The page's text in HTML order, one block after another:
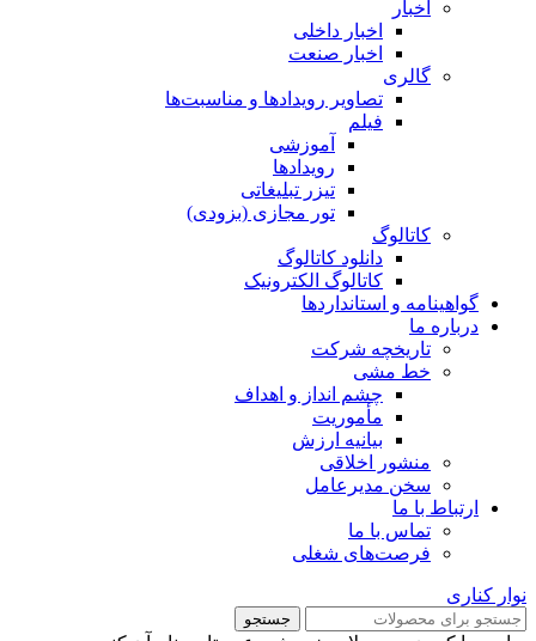
اخبار
اخبار داخلی
اخبار صنعت
گالری
تصاویر رویدادها و مناسبت‌ها
فیلم
آموزشی
رویدادها
تیزر تبلیغاتی
تور مجازی (بزودی)
کاتالوگ
دانلود کاتالوگ
کاتالوگ الکترونیک
گواهینامه و استانداردها
درباره ما
تاریخچه شرکت
خط مشی
چشم انداز و اهداف
مأموریت
بیانیه ارزش
منشور اخلاقی
سخن مدیرعامل
ارتباط با ما
تماس با ما
فرصت‌های شغلی
نوار کناری
جستجو